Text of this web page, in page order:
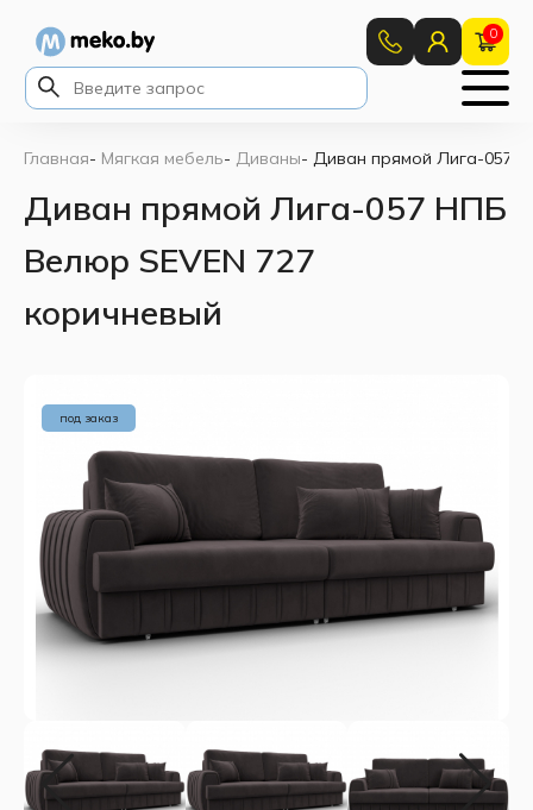
0
Главная- Мягкая мебель- Диваны- Диван прямой Лига-057
Диван прямой Лига-057 НПБ
Велюр SEVEN 727
коричневый
под заказ